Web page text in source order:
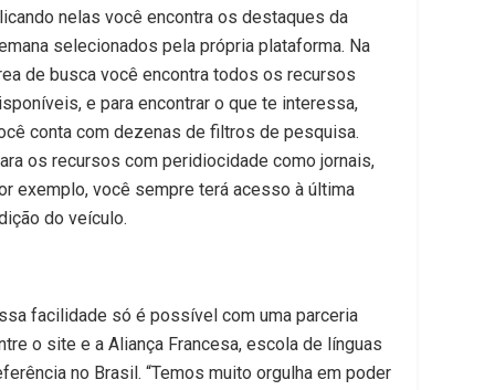
nelas você encontra os destaques da
selecionados pela própria plataforma. Na
de busca você encontra todos os recursos
e para encontrar o que te interessa,
conta com dezenas de filtros de pesquisa.
os recursos com peridiocidade como jornais,
exemplo, você sempre terá acesso à última
do veículo.
facilidade só é possível com uma parceria
o site e a Aliança Francesa, escola de línguas
no Brasil. “Temos muito orgulha em poder